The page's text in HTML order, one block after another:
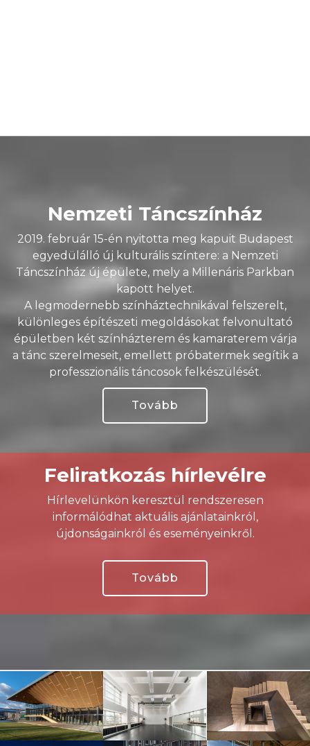
Nemzeti Táncszínház
2019. február 15-én nyitotta meg kapuit Budapest
egyedülálló új kulturális színtere: a Nemzeti
Táncszínház új épülete, mely a Millenáris Parkban
kapott helyet.
A legmodernebb színháztechnikával felszerelt,
különleges építészeti megoldásokat felvonultató
épületben két színházterem és kamaraterem várja
a tánc szerelmeseit, emellett próbatermek segítik a
professzionális táncosok felkészülését.
Tovább
Feliratkozás hírlevélre
Hírlevelünkön keresztül rendszeresen
informálódhat aktuális ajánlatainkról,
újdonságainkról és eseményeinkről.
Tovább